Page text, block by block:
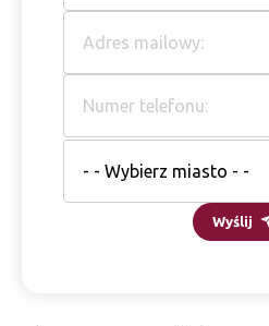
- - Wybierz miasto - -
Wyślij